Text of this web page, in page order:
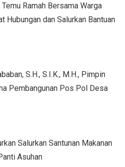
Ramah Bersama Warga
Hubungan dan Salurkan Bantuan
S.H., S.I.K., M.H., Pimpin
Pembangunan Pos Pol Desa
Salurkan Santunan Makanan
Asuhan